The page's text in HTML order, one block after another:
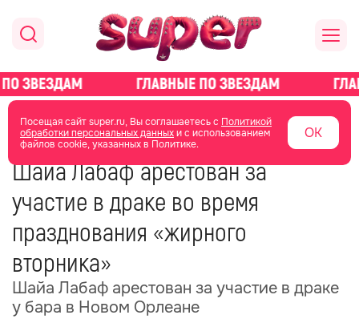
Посещая сайт super.ru, Вы соглашаетесь с Политикой
обработки персональных данныхи с использованием
файлов cookie, указанных в Политике.
ОК
главная новости о звездах новости
17 февраля 16:37
Шайа Лабаф арестован за
участие в драке во время
празднования «жирного
вторника»
Шайа Лабаф арестован за участие в драке
у бара в Новом Орлеане